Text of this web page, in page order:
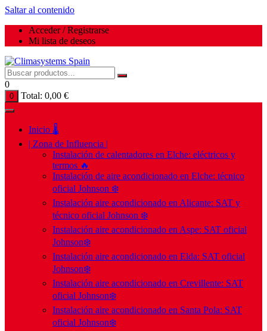
Saltar al contenido
Acceder / Registrarse
Mi lista de deseos
0
0 Total: 0,00 €
Inicio 🌡️
| Zona de Influencia |
Instalación de calentadores en Elche: eléctricos y
termos 🔥
Instalación de aire acondicionado en Elche: técnico
oficial Johnson ❄️
Instalación aire acondicionado en Alicante: SAT y
técnico oficial Johnson ❄️
Instalación aire acondicionado en Aspe: SAT oficial
Johnson❄️
Instalación aire acondicionado en Elda: SAT oficial
Johnson❄️
Instalación aire acondicionado en Crevillente: SAT
oficial Johnson❄️
Instalación aire acondicionado en Santa Pola: SAT
oficial Johnson❄️